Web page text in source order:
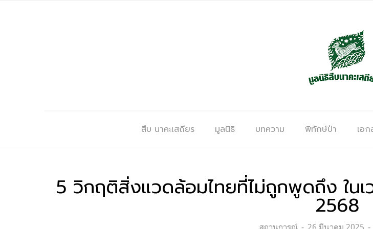
สืบ นาคะเสถียร มูลนิธิ บทความ พิทักษ์ป่า เอ
5 วิกฤติสิ่งแวดล้อมไทยที่ไม่ถูกพูดถึง ในเ
2568
Categories:
สถานการณ์ Posted
26 มีนาคม 2025